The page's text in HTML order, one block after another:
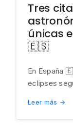
Tres
únicas
🇪🇸
En España
eclipses
Leer más →